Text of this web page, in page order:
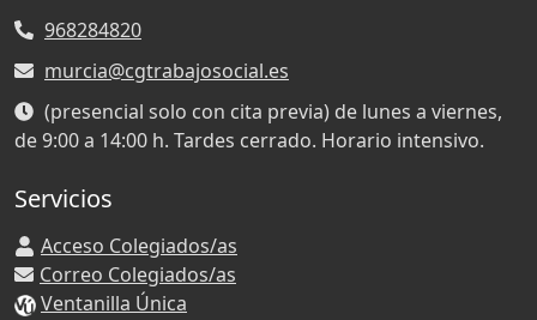
968284820
murcia@cgtrabajosocial.es
(presencial solo con cita previa) de lunes a viernes,
de 9:00 a 14:00 h. Tardes cerrado. Horario intensivo.
Servicios
Acceso Colegiados/as
Correo Colegiados/as
Ventanilla Única